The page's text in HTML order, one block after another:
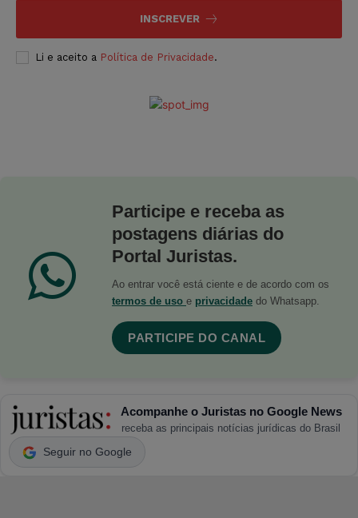
INSCREVER
Li e aceito a Política de Privacidade.
Participe e receba as
postagens diárias do
Portal Juristas.
Ao entrar você está ciente e de acordo com os
termos de uso e privacidade do Whatsapp.
PARTICIPE DO CANAL
Acompanhe o Juristas no Google News
receba as principais notícias jurídicas do Brasil
Seguir no Google